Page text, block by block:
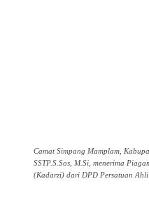
Camat Simpang Mamplam,
SSTP.S.Sos, M.Si, menerima
(Kadarzi) dari DPD Persatuan